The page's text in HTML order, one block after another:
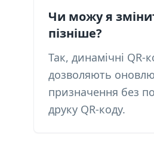
Чи можу я
пізніше?
Так, динамічні QR-
дозволяють
призначення без
друку QR-коду.